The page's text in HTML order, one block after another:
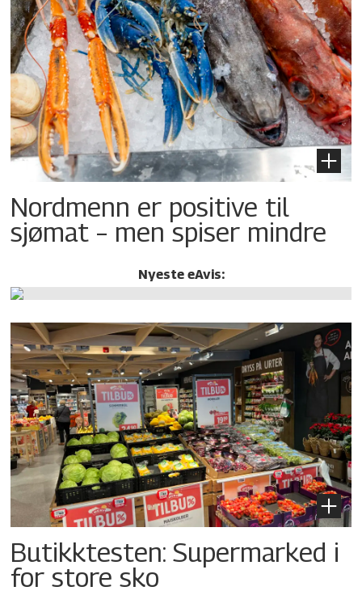
Nordmenn er positive til
sjømat – men spiser mindre
Nyeste eAvis:
Butikktesten: Supermarked i
for store sko